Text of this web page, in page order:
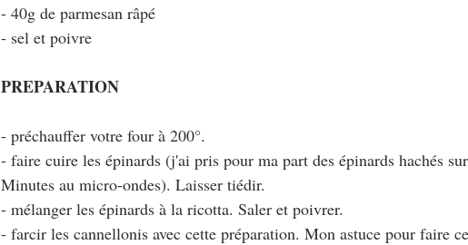
- 40g de parmesan râpé
- sel et poivre
PREPARATION
- préchauffer votre four à 200°.
- faire cuire les épinards (j'ai pris pour ma part des épinards hachés
Minutes au micro-ondes). Laisser tiédir.
- mélanger les épinards à la ricotta. Saler et poivrer.
- farcir les cannellonis avec cette préparation. Mon astuce pour faire